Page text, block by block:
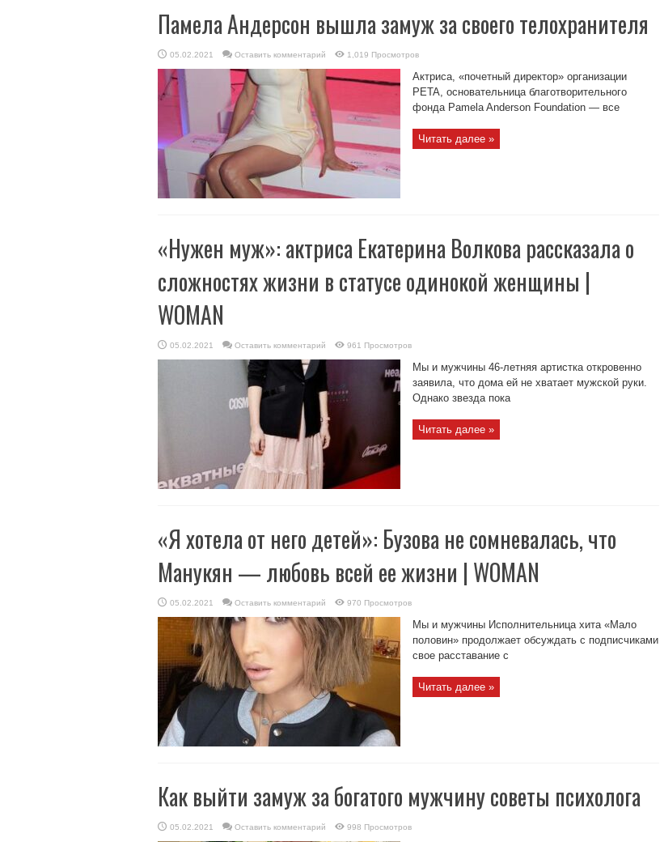
Памела Андерсон вышла замуж за своего телохранителя
05.02.2021 Оставить комментарий 1,019 Просмотров
Актриса, «почетный директор» организации
PETA, основательница благотворительного
фонда Pamela Anderson Foundation — все
Читать далее »
«Нужен муж»: актриса Екатерина Волкова рассказала о
сложностях жизни в статусе одинокой женщины |
WOMAN
05.02.2021 Оставить комментарий 961 Просмотров
Мы и мужчины 46-летняя артистка откровенно
заявила, что дома ей не хватает мужской руки.
Однако звезда пока
Читать далее »
«Я хотела от него детей»: Бузова не сомневалась, что
Манукян — любовь всей ее жизни | WOMAN
05.02.2021 Оставить комментарий 970 Просмотров
Мы и мужчины Исполнительница хита «Мало
половин» продолжает обсуждать с подписчиками
свое расставание с
Читать далее »
Как выйти замуж за богатого мужчину советы психолога
05.02.2021 Оставить комментарий 998 Просмотров